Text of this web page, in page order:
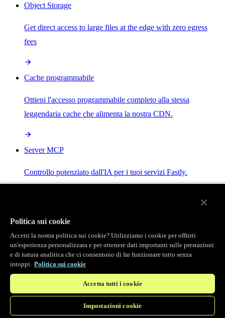
Object Storage
Get direct access to large files at the edge with zero egress
fees
Cache programmabile
Ottieni l'accesso programmabile completo alla stessa
leggendaria cache che alimenta la nostra CDN.
Server MCP
Controllo potenziato dall'IA per i tuoi servizi Fastly.
Main menu
/ Prodotti
Osservabilità
Logging in tempo reale
Politica sui cookie
Accetti la nostra politica sui cookie? Utilizziamo i cookie per offrirti
un'esperienza personalizzata e per ottenere dati importanti sulle prestazioni
e di natura analitica che ci consentono di far funzionare tutto senza
intoppi. Politica sui cookie
Accetta tutti i cookie
Impostazioni cookie